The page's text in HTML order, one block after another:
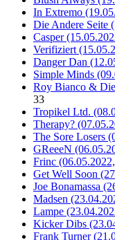
In Extremo
Die Andere Seite
Casper
Verifiziert
Danger Dan
Simple Minds
Roy Bianco &
33
Tropikel Ltd.
Therapy?
The Sore Losers
GReeeN
Frinc
Get Well Soon
Joe Bonamassa
Madsen
Lampe
Kicker Dibs
Frank Turner